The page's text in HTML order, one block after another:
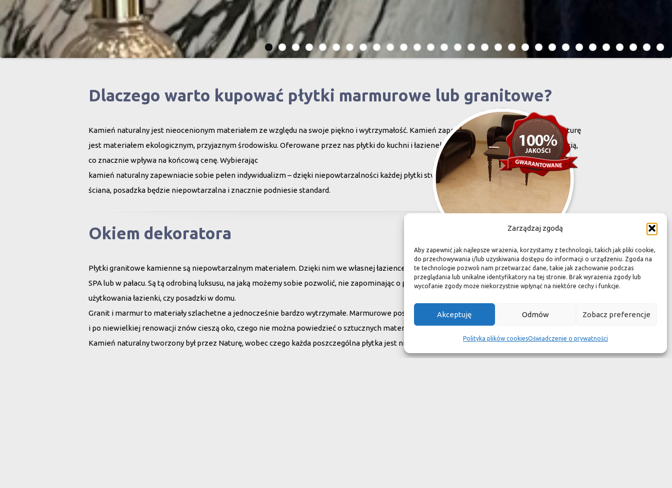
Zarządzaj zgodą
Aby zapewnić jak najlepsze wrażenia, korzystamy z technologii, takich jak pliki cookie,
do przechowywania i/lub uzyskiwania dostępu do informacji o urządzeniu. Zgoda na
te technologie pozwoli nam przetwarzać dane, takie jak zachowanie podczas
przeglądania lub unikalne identyfikatory na tej stronie. Brak wyrażenia zgody lub
wycofanie zgody może niekorzystnie wpłynąć na niektóre cechy i funkcje.
Akceptuję Odmów Zobacz preferencje
Polityka plików cookiesOświadczenie o prywatności
Dlaczego warto kupować płytki marmurowe lub granitowe?
Kamień naturalny jest nieocenionym materiałem ze względu na swoje piękno i wytrzymałość. Kamień zaprojektowany i stworzony przez naturę
jest materiałem ekologicznym, przyjaznym środowisku. Oferowane przez nas płytki do kuchni i łazienek charakteryzują się niewielką grubością,
co znacznie wpływa na końcową cenę. Wybierając
kamień naturalny zapewniacie sobie pełen indywidualizm – dzięki niepowtarzalności każdej płytki stworzona przez Was przestrzeń,
ściana, posadzka będzie niepowtarzalna i znacznie podniesie standard.
Okiem dekoratora
Płytki granitowe kamienne są niepowtarzalnym materiałem. Dzięki nim we własnej łazience możemy poczuć się jak w luksusowym
SPA lub w pałacu. Są tą odrobiną luksusu, na jaką możemy sobie pozwolić, nie zapominając o praktycznym aspekcie
użytkowania łazienki, czy posadzki w domu.
Granit i marmur to materiały szlachetne a jednocześnie bardzo wytrzymałe. Marmurowe posadzki w zamkach przetrwały wieki
i po niewielkiej renowacji znów cieszą oko, czego nie można powiedzieć o sztucznych materiałach, ich żywotność jest dużo krótsza.
Kamień naturalny tworzony był przez Naturę, wobec czego każda poszczególna płytka jest niepowtarzalnym dziełem sztuki."